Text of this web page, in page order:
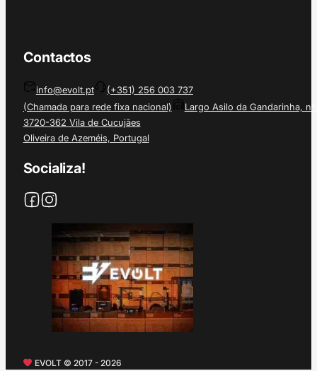
Contactos
info@evolt.pt
(+351) 256 003 737
(Chamada para rede fixa nacional)
Largo Asilo da Gandarinha, nº
3720-362 Vila de Cucujães
Oliveira de Azeméis, Portugal
Socializa!
EVOLT © 2017 - 2026